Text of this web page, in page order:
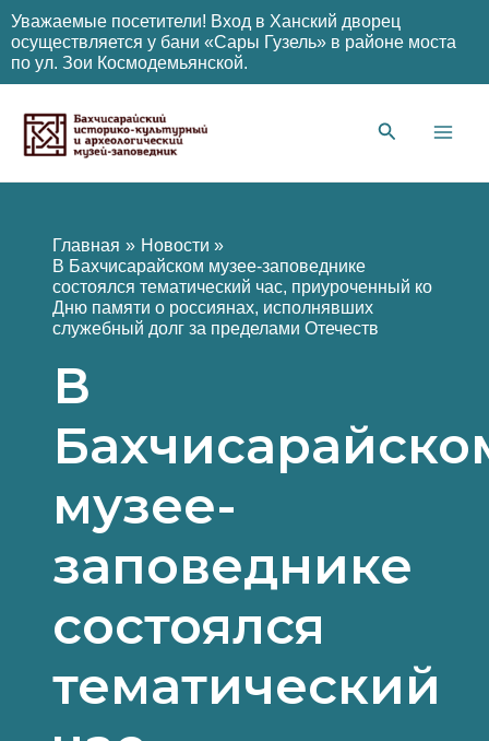
Уважаемые посетители! Вход в Ханский дворец
осуществляется у бани «Сары Гузель» в районе моста
по ул. Зои Космодемьянской.
содержимому
Главная
Новости
В Бахчисарайском музее-заповеднике
состоялся тематический час, приуроченный ко
Дню памяти о россиянах, исполнявших
служебный долг за пределами Отечеств
В
музее-
заповеднике
состоялся
тематический